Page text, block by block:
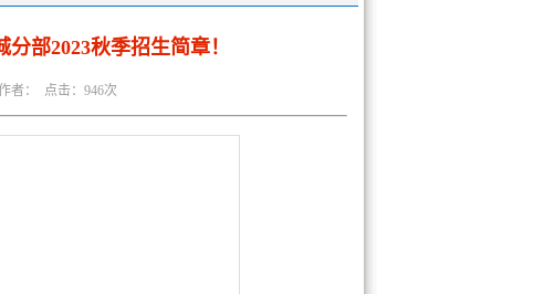
部2023秋季招生简章！
者： 点击： 946次